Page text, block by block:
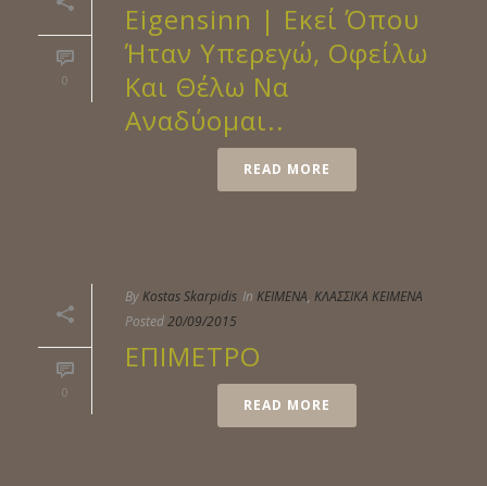
0
Eigensinn | Εκεί Όπου
Ήταν Υπερεγώ, Οφείλω
Και Θέλω Να
Αναδύομαι..
READ MORE
0
ByKostas Skarpidis In ΚΕΙΜΕΝΑ, ΚΛΑΣΣΙΚΑ ΚΕΙΜΕΝΑ
Posted20/09/2015
ΕΠΙΜΕΤΡΟ
READ MORE